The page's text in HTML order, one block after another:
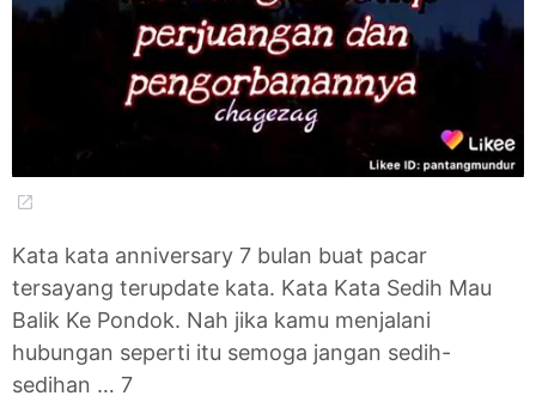
Kata kata anniversary 7 bulan buat pacar
tersayang terupdate kata. Kata Kata Sedih Mau
Balik Ke Pondok. Nah jika kamu menjalani
hubungan seperti itu semoga jangan sedih-
sedihan … 7